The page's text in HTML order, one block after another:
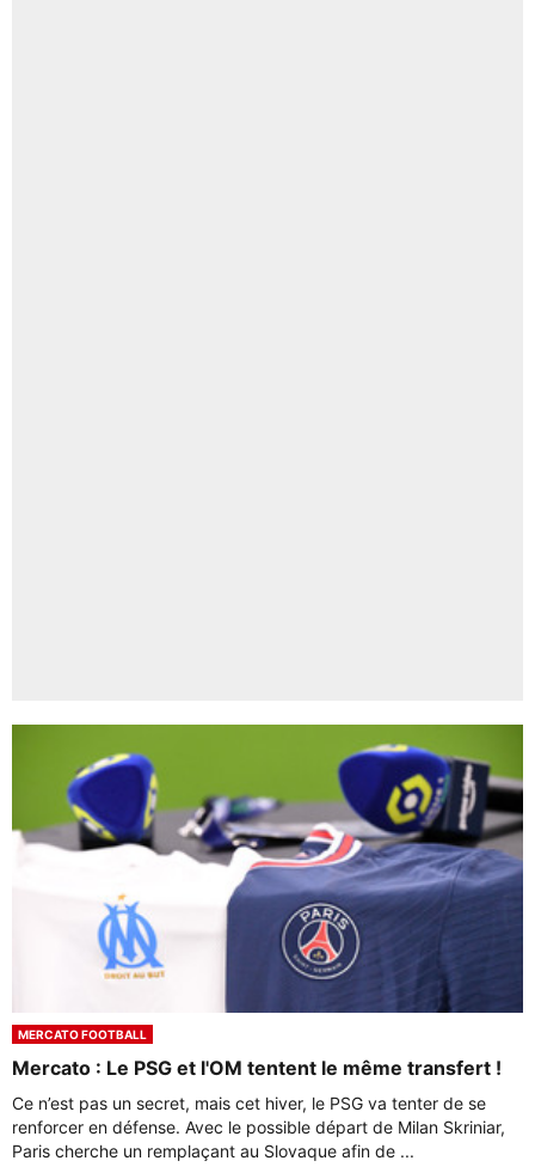
MERCATO FOOTBALL
Mercato : Le PSG et l'OM tentent le même transfert !
Ce n’est pas un secret, mais cet hiver, le PSG va tenter de se
renforcer en défense. Avec le possible départ de Milan Skriniar,
Paris cherche un remplaçant au Slovaque afin de ...